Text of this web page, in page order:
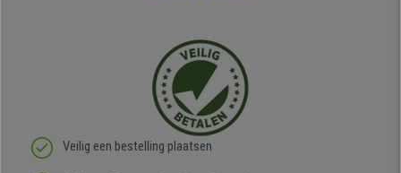
Veilig een bestelling plaatsen